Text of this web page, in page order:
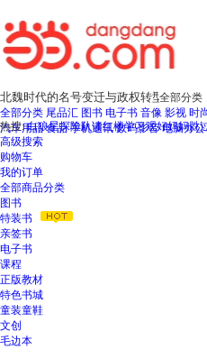
全部分类
全部分类 尾品汇 图书 电子书 音像 影视 时
汽车用品 食品 手机通讯 数码影音 电脑办公
热搜:白狼星探险队读红楼学习观好妈妈胜
高级搜索
购物车
我的订单
全部商品分类
图书
特装书
亲签书
电子书
课程
正版教材
特色书城
童装童鞋
文创
毛边本